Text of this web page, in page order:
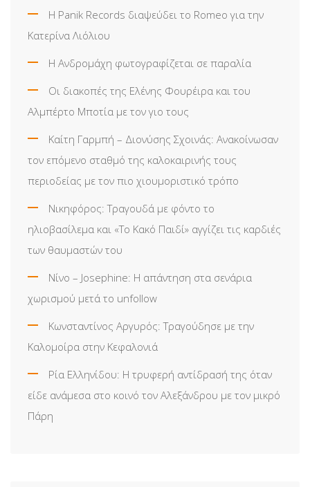
Η Panik Records διαψεύδει το Romeo για την
Κατερίνα Λιόλιου
Η Ανδρομάχη φωτογραφίζεται σε παραλία
Οι διακοπές της Ελένης Φουρέιρα και του
Αλμπέρτο Μποτία με τον γιο τους
Καίτη Γαρμπή – Διονύσης Σχοινάς: Ανακοίνωσαν
τον επόμενο σταθμό της καλοκαιρινής τους
περιοδείας με τον πιο χιουμοριστικό τρόπο
Νικηφόρος: Τραγουδά με φόντο το
ηλιοβασίλεμα και «Το Κακό Παιδί» αγγίζει τις καρδιές
των θαυμαστών του
Νίνο – Josephine: Η απάντηση στα σενάρια
χωρισμού μετά το unfollow
Κωνσταντίνος Αργυρός: Τραγούδησε με την
Καλομοίρα στην Κεφαλονιά
Ρία Ελληνίδου: H τρυφερή αντίδρασή της όταν
είδε ανάμεσα στο κοινό τον Αλεξάνδρου με τον μικρό
Πάρη